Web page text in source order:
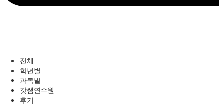
전체
학년별
과목별
갓쌤연수원
후기